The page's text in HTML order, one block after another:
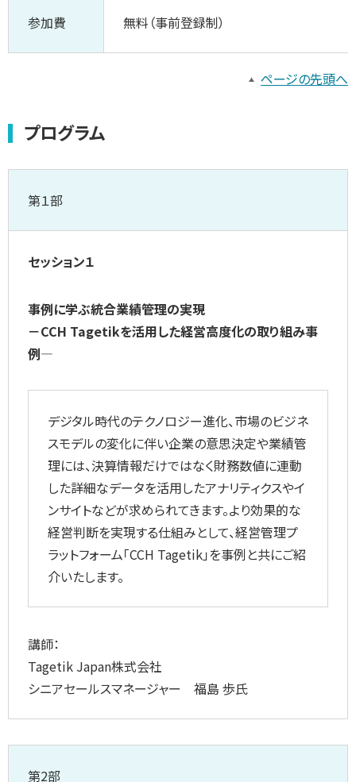
参加費 無料（事前登録制）
ページの先頭へ
プログラム
第１部
セッション１
事例に学ぶ統合業績管理の実現
－CCH Tagetikを活用した経営高度化の取り組み事
例―
デジタル時代のテクノロジー進化、市場のビジネ
スモデルの変化に伴い企業の意思決定や業績管
理には、決算情報だけではなく財務数値に連動
した詳細なデータを活用したアナリティクスやイ
ンサイトなどが求められてきます。より効果的な
経営判断を実現する仕組みとして、経営管理プ
ラットフォーム「CCH Tagetik」を事例と共にご紹
介いたします。
講師：
Tagetik Japan株式会社
シニアセールスマネージャー 福島 歩氏
第2部